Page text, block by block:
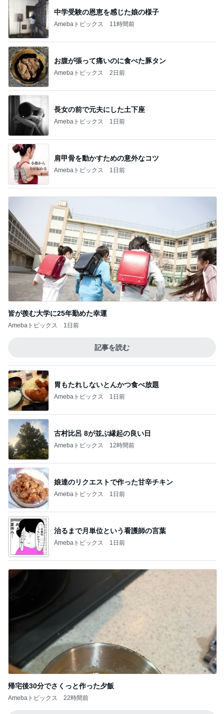
中学受験の恩恵を感じた娘の様子
Amebaトピックス 11時間前
お腹が張って痛いのに食べた豚タン
Amebaトピックス 2日前
長女の前で元夫にした土下座
Amebaトピックス 1日前
肩甲骨を動かすための意外なコツ
Amebaトピックス 1日前
皆が羨む大学に25年勤めた幸運
Amebaトピックス 1日前
記事を読む
胃もたれしないとんかつ食べ放題
Amebaトピックス 1日前
古村比呂 8が並ぶ縁起の良い日
Amebaトピックス 12時間前
娘達のリクエストで作った甘辛チキン
Amebaトピックス 1日前
治るまで月単位という看護師の言葉
Amebaトピックス 1日前
帰宅後30分でさくっと作った夕飯
Amebaトピックス 22時間前